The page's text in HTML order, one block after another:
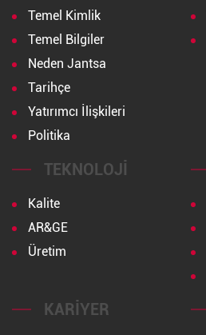
Temel Kimlik
Temel Bilgiler
Neden Jantsa
Tarihçe
Yatırımcı İlişkileri
Politika
TEKNOLOJI
Kalite
AR&GE
Üretim
KARIYER